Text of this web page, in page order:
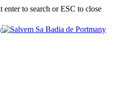
enter to search or ESC to close